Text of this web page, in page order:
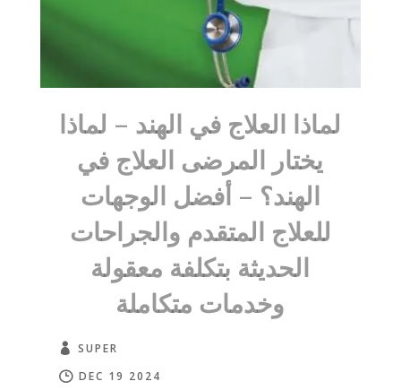
لماذا العلاج في الهند – لماذا
يختار المرضى العلاج في
الهند؟ – أفضل الوجهات
للعلاج المتقدم والجراحات
الحديثة بتكلفة معقولة
وخدمات متكاملة
SUPER
DEC 19 2024